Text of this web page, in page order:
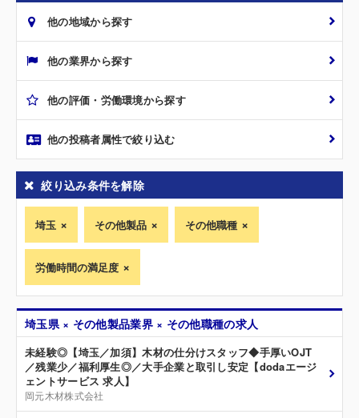
他の地域から探す
他の業界から探す
他の評価・労働環境から探す
他の投稿者属性で絞り込む
絞り込み条件を解除
埼玉 その他製品 その他職種
労働時間の満足度
埼玉県 × その他製品業界 × その他職種の求人
未経験◎【埼玉／加須】木材の仕分けスタッフ◆手厚いOJT
／残業少／福利厚生◎／大手企業と取引し安定【dodaエージ
ェントサービス 求人】
岡元木材株式会社